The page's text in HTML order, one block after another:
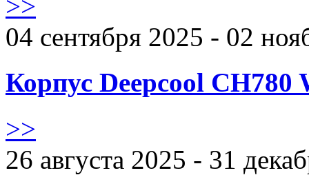
>>
04 сентября 2025 - 02
Корпус Deepcool CH780
>>
26 августа 2025 - 31